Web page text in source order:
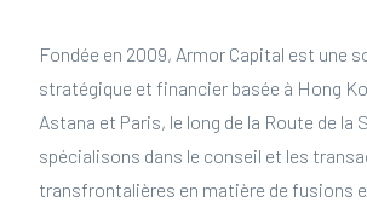
Fondée en 2009, Armor Capital est une
stratégique et financier basée à Hong
Astana et Paris, le long de la Route de la
spécialisons dans le conseil et les
transfrontalières en matière de fusions